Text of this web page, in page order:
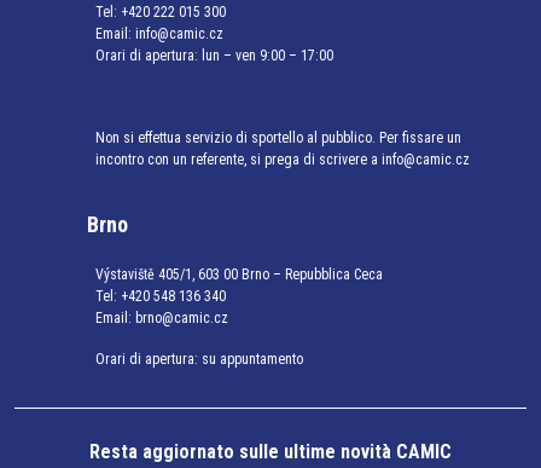
Tel: +420 222 015 300
Email: info@camic.cz
Orari di apertura: lun – ven 9:00 – 17:00
Non si effettua servizio di sportello al pubblico. Per fissare un
incontro con un referente, si prega di scrivere a info@camic.cz
Brno
Výstaviště 405/1, 603 00 Brno – Repubblica Ceca
Tel: +420 548 136 340
Email: brno@camic.cz
Orari di apertura: su appuntamento
Resta aggiornato sulle ultime novità CAMIC